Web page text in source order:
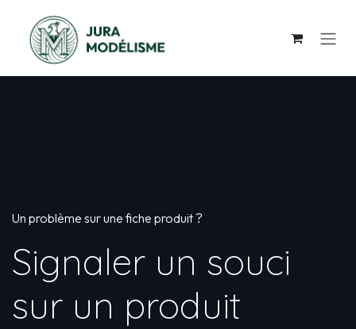
Un problème sur une fiche produit ?
Signaler un souci
sur un produit